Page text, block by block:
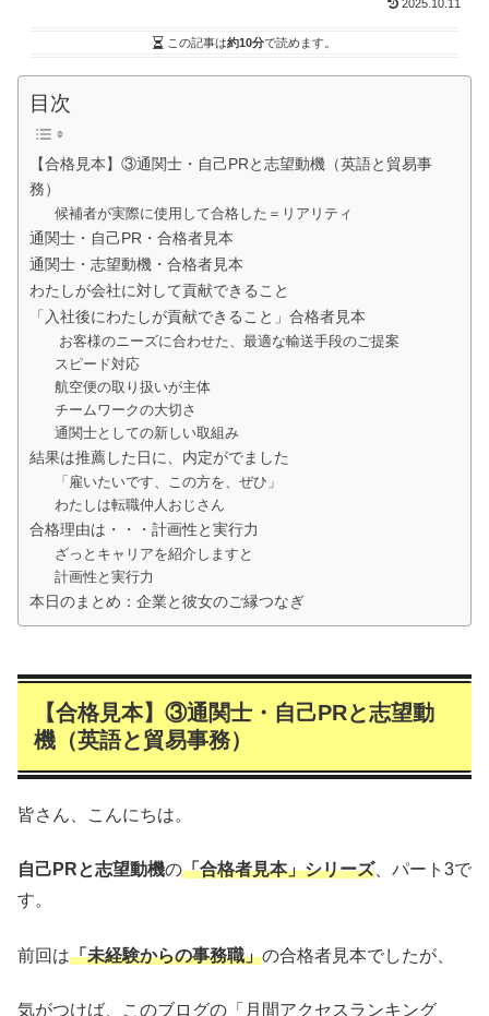
2025.10.11
この記事は約10分で読めます。
目次
【合格見本】③通関士・自己PRと志望動機（英語と貿易事
務）
候補者が実際に使用して合格した＝リアリティ
通関士・自己PR・合格者見本
通関士・志望動機・合格者見本
わたしが会社に対して貢献できること
「入社後にわたしが貢献できること」合格者見本
お客様のニーズに合わせた、最適な輸送手段のご提案
スピード対応
航空便の取り扱いが主体
チームワークの大切さ
通関士としての新しい取組み
結果は推薦した日に、内定がでました
「雇いたいです、この方を、ぜひ」
わたしは転職仲人おじさん
合格理由は・・・計画性と実行力
ざっとキャリアを紹介しますと
計画性と実行力
本日のまとめ：企業と彼女のご縁つなぎ
【合格見本】③通関士・自己PRと志望動
機（英語と貿易事務）
皆さん、こんにちは。
自己PRと志望動機の「合格者見本」シリーズ、パート3で
す。
前回は「未経験からの事務職」の合格者見本でしたが、
気がつけば、このブログの「月間アクセスランキング